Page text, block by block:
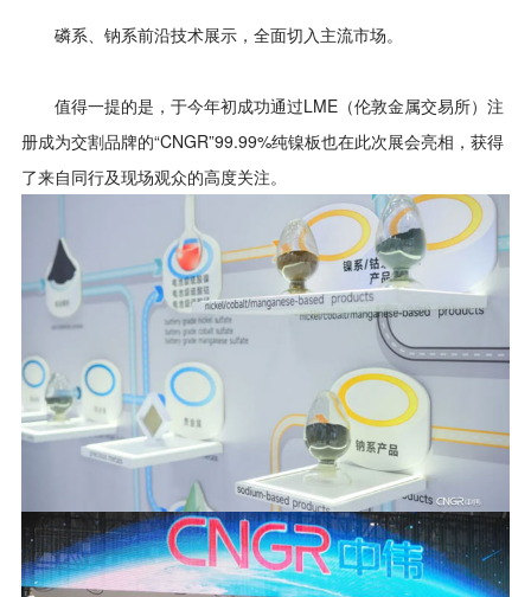
磷系、钠系前沿技术展示，全面切入主流市场。
值得一提的是，于今年初成功通过LME（伦敦金属交易所）注
册成为交割品牌的“CNGR”99.99%纯镍板也在此次展会亮相，获得
了来自同行及现场观众的高度关注。